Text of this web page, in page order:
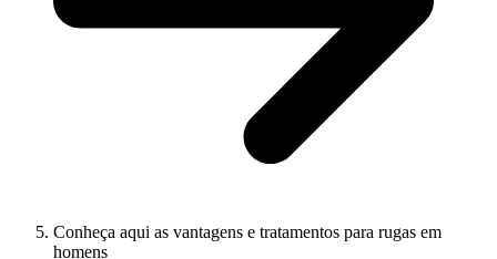
Conheça aqui as vantagens e tratamentos para rugas em
homens